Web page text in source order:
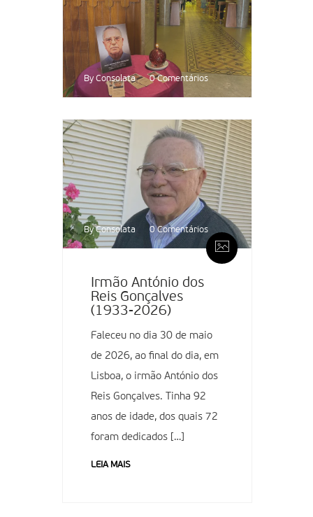
By Consolata 0 Comentários
By Consolata 0 Comentários
Irmão António dos
Reis Gonçalves
(1933-2026)
Faleceu no dia 30 de maio
de 2026, ao final do dia, em
Lisboa, o irmão António dos
Reis Gonçalves. Tinha 92
anos de idade, dos quais 72
foram dedicados […]
LEIA MAIS